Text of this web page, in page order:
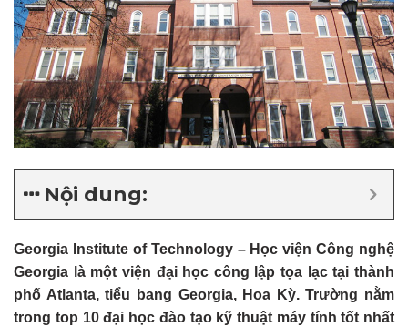
Nội dung:
Georgia Institute of Technology – Học viện Công nghệ
Georgia là một viện đại học công lập tọa lạc tại thành
phố Atlanta, tiểu bang Georgia, Hoa Kỳ. Trường nằm
trong top 10 đại học đào tạo kỹ thuật máy tính tốt nhất